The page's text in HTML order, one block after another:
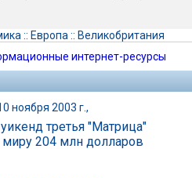
:: Европа :: Великобритания
интернет-ресурсы
ноября 2003 г.,
третья "Матрица"
миру 204 млн долларов